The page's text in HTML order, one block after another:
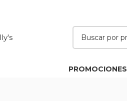
PROMOCIONES